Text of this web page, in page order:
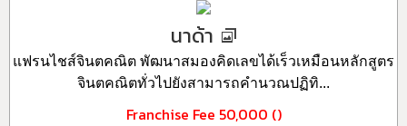
นาด้า
แฟรนไชส์จินตคณิต พัฒนาสมองคิดเลขได้เร็วเหมือนหลักสูตร
จินตคณิตทั่วไปยังสามารถคำนวณปฏิทิ...
Franchise Fee 50,000 ()